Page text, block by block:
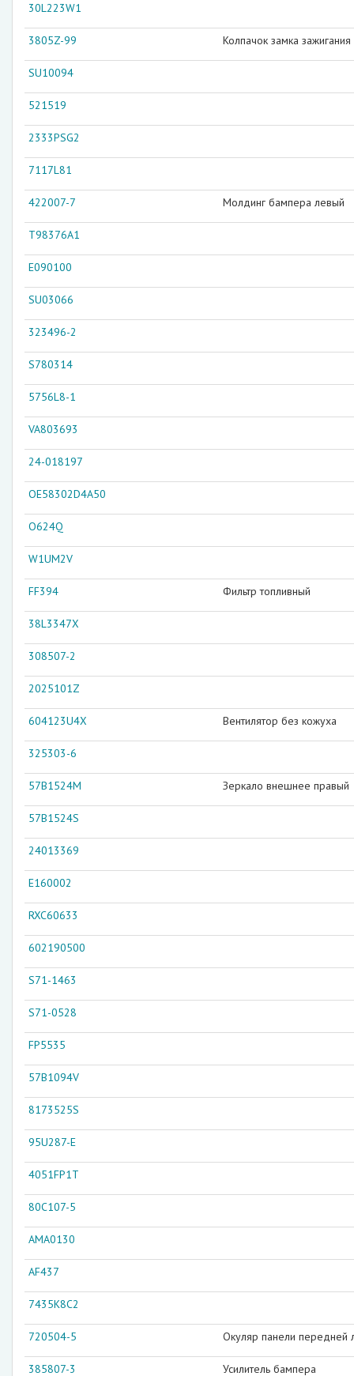
30L223W1
3805Z-99 Колпачок замка зажигания
SU10094
521519
2333PSG2
7117L81
422007-7 Молдинг бампера левый
T98376A1
E090100
SU03066
323496-2
S780314
5756L8-1
VA803693
24-018197
OE58302D4A50
O624Q
W1UM2V
FF394 Фильтр топливный
38L3347X
308507-2
2025101Z
604123U4X Вентилятор без кожуха
325303-6
57B1524M Зеркало внешнее правый
57B1524S
24013369
E160002
RXC60633
602190500
S71-1463
S71-0528
FP5535
57B1094V
8173525S
95U287-E
4051FP1T
80C107-5
AMA0130
AF437
7435K8C2
720504-5 Окуляр панели передней
385807-3 Усилитель бампера